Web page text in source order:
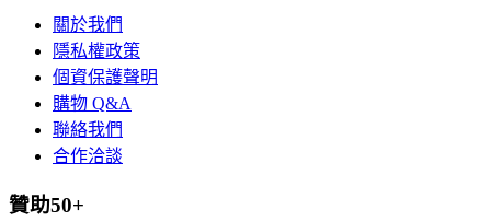
關於我們
隱私權政策
個資保護聲明
購物 Q&A
聯絡我們
合作洽談
贊助50+